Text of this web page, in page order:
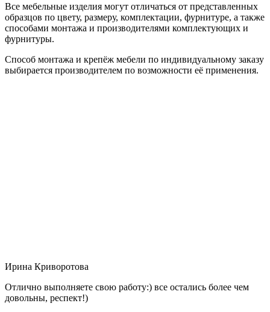
Все мебельные изделия могут отличаться от представленных
образцов по цвету, размеру, комплектации, фурнитуре, а также
способами монтажа и производителями комплектующих и
фурнитуры.
Способ монтажа и крепёж мебели по индивидуальному заказу
выбирается производителем по возможности её применения.
Ирина Криворотова
Отлично выполняете свою работу:) все остались более чем
довольны, респект!)